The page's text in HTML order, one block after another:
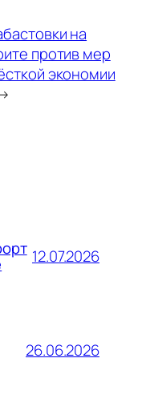
на
против мер
экономии
12.07.2026
26.06.2026